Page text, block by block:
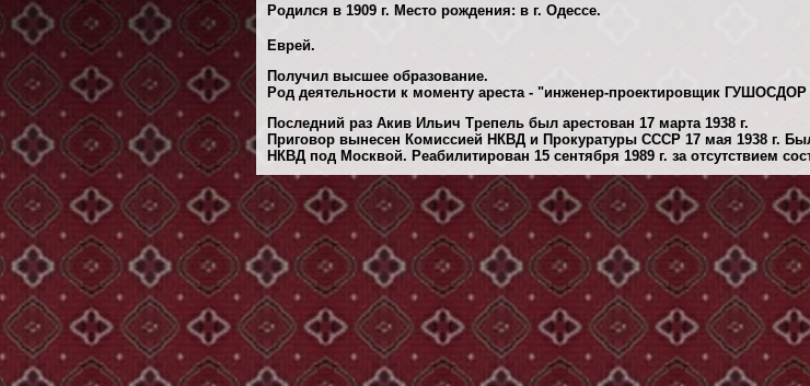
Родился в 1909 г. Место рождения: в г. Одессе.
Еврей.
Получил высшее образование.
Род деятельности к моменту ареста - "инженер-проектировщик
Последний раз Акив Ильич Трепель был арестован 17 марта 1938 г.
Приговор вынесен Комиссией НКВД и Прокуратуры СССР 17 мая 1938 г.
НКВД под Москвой. Реабилитирован 15 сентября 1989 г. за отсутствием